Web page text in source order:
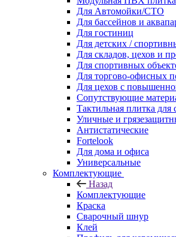
Для Автомойки/СТО
Для бассейнов и
Для гостиниц
Для детских /
Для складов, цехов и
Для спортивных
Для торгово-офисных
Для цехов с
Сопутствующие
Тактильная плитка для
Уличные и
Антистатические
Fortelook
Для дома и офиса
Универсальные
Комплектующие
Назад
Комплектующие
Краска
Сварочный шнур
Клей